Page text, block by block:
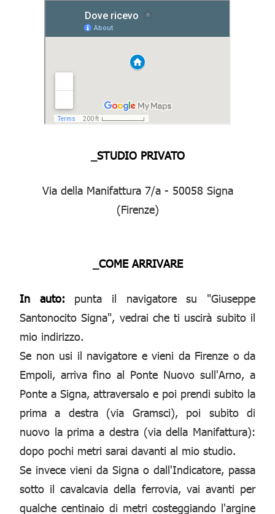
_STUDIO PRIVATO
Via della Manifattura 7/a - 50058 Signa
(Firenze)
_COME ARRIVARE
In auto: punta il navigatore su "Giuseppe
Santonocito Signa", vedrai che ti uscirà subito il
mio indirizzo.
Se non usi il navigatore e vieni da Firenze o da
Empoli, arriva fino al Ponte Nuovo sull'Arno, a
Ponte a Signa, attraversalo e poi prendi subito la
prima a destra (via Gramsci), poi subito di
nuovo la prima a destra (via della Manifattura):
dopo pochi metri sarai davanti al mio studio.
Se invece vieni da Signa o dall'Indicatore, passa
sotto il cavalcavia della ferrovia, vai avanti per
qualche centinaio di metri costeggiando l'argine